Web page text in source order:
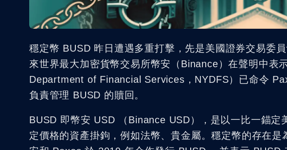
穩定幣 BUSD 昨日遭遇多重打擊，先是美國證券交易委
來世界最大加密貨幣交易所幣安（Binance）在聲明中表
Department of Financial Services，NYDFS）已命令
負責管理 BUSD 的贖回。
BUSD 即幣安 USD （Binance USD），是以一比一錨定
定價格的資產掛鉤，例如法幣、貴金屬。穩定幣的存在